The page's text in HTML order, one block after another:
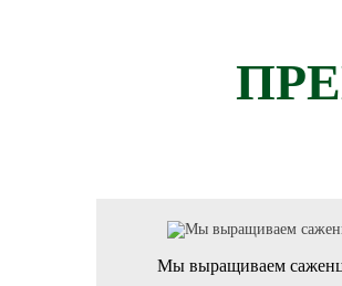
Мы выращиваем